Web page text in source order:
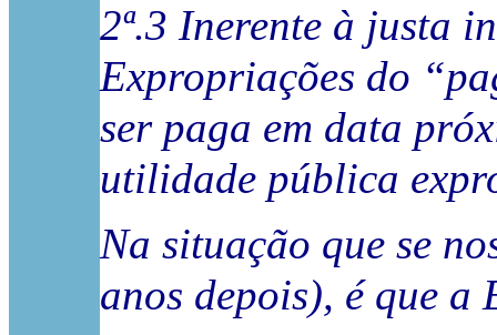
2ª.3 Inerente à justa
Expropriações do
ser paga em data
utilidade pública
Na situação que se
anos depois), é que